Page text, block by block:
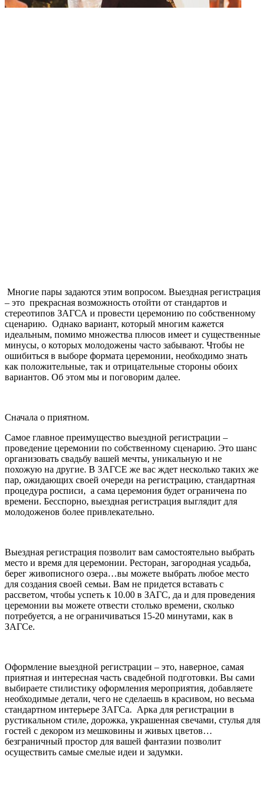
Многие пары задаются этим вопросом. Выездная регистрация
– это прекрасная возможность отойти от стандартов и
стереотипов ЗАГСА и провести церемонию по собственному
сценарию. Однако вариант, который многим кажется
идеальным, помимо множества плюсов имеет и существенные
минусы, о которых молодожены часто забывают. Чтобы не
ошибиться в выборе формата церемонии, необходимо знать
как положительные, так и отрицательные стороны обоих
вариантов. Об этом мы и поговорим далее.
Сначала о приятном.
Самое главное преимущество выездной регистрации –
проведение церемонии по собственному сценарию. Это шанс
организовать свадьбу вашей мечты, уникальную и не
похожую на другие. В ЗАГСЕ же вас ждет несколько таких же
пар, ожидающих своей очереди на регистрацию, стандартная
процедура росписи, а сама церемония будет ограничена по
времени. Бесспорно, выездная регистрация выглядит для
молодоженов более привлекательно.
Выездная регистрация позволит вам самостоятельно выбрать
место и время для церемонии. Ресторан, загородная усадьба,
берег живописного озера…вы можете выбрать любое место
для создания своей семьи. Вам не придется вставать с
рассветом, чтобы успеть к 10.00 в ЗАГС, да и для проведения
церемонии вы можете отвести столько времени, сколько
потребуется, а не ограничиваться 15-20 минутами, как в
ЗАГСе.
Оформление выездной регистрации – это, наверное, самая
приятная и интересная часть свадебной подготовки. Вы сами
выбираете стилистику оформления мероприятия, добавляете
необходимые детали, чего не сделаешь в красивом, но весьма
стандартном интерьере ЗАГСа. Арка для регистрации в
рустикальном стиле, дорожка, украшенная свечами, стулья для
гостей с декором из мешковины и живых цветов…
безграничный простор для вашей фантазии позволит
осуществить самые смелые идеи и задумки.